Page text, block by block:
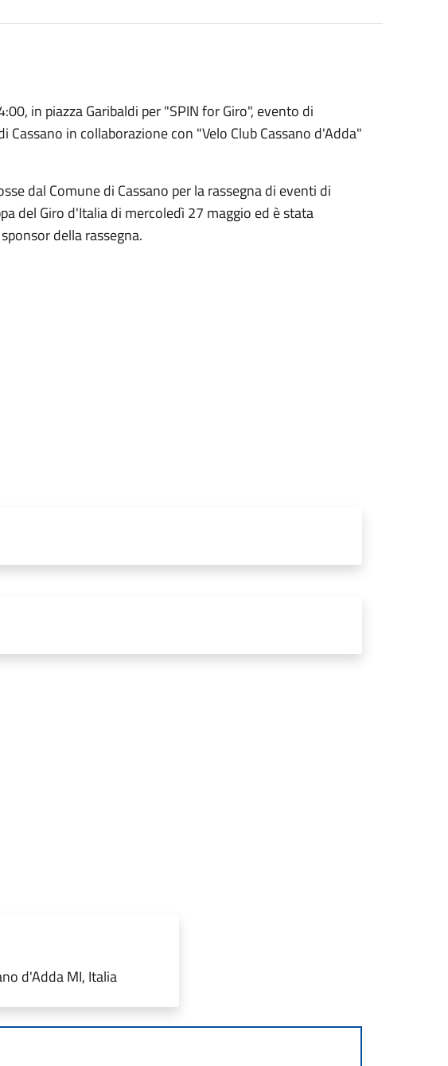
in piazza Garibaldi per "SPIN for Giro", evento di
in collaborazione con "Velo Club Cassano d'Adda"
dal Comune di Cassano per la rassegna di eventi di
del Giro d'Italia di mercoledì 27 maggio ed è stata
della rassegna.
d'Adda MI, Italia